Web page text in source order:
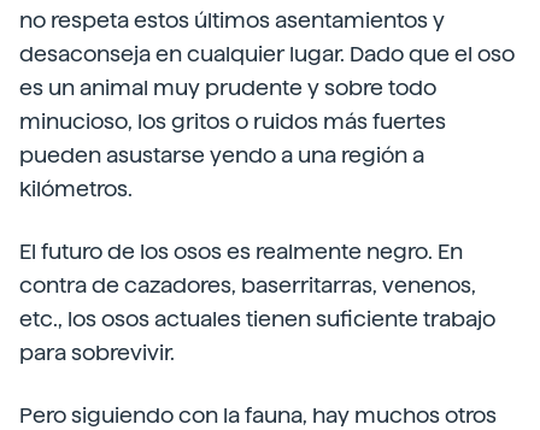
no respeta estos últimos asentamientos y
desaconseja en cualquier lugar. Dado que el oso
es un animal muy prudente y sobre todo
minucioso, los gritos o ruidos más fuertes
pueden asustarse yendo a una región a
kilómetros.
El futuro de los osos es realmente negro. En
contra de cazadores, baserritarras, venenos,
etc., los osos actuales tienen suficiente trabajo
para sobrevivir.
Pero siguiendo con la fauna, hay muchos otros